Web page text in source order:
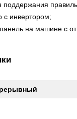
поддержания
с инвертором;
на машине с